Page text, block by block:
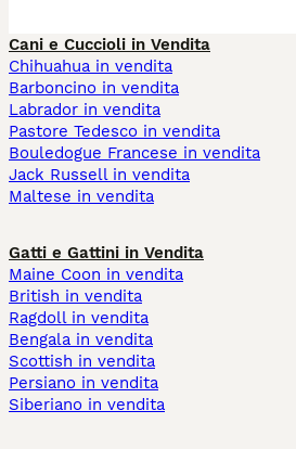
Cani e Cuccioli in Vendita
Chihuahua in vendita
Barboncino in vendita
Labrador in vendita
Pastore Tedesco in vendita
Bouledogue Francese in vendita
Jack Russell in vendita
Maltese in vendita
Gatti e Gattini in Vendita
Maine Coon in vendita
British in vendita
Ragdoll in vendita
Bengala in vendita
Scottish in vendita
Persiano in vendita
Siberiano in vendita